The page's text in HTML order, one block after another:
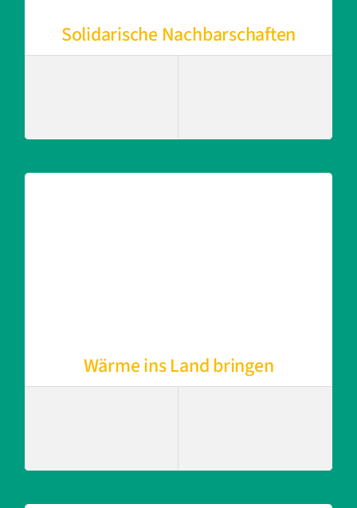
Solidarische Nachbarschaften
Wärme ins Land bringen